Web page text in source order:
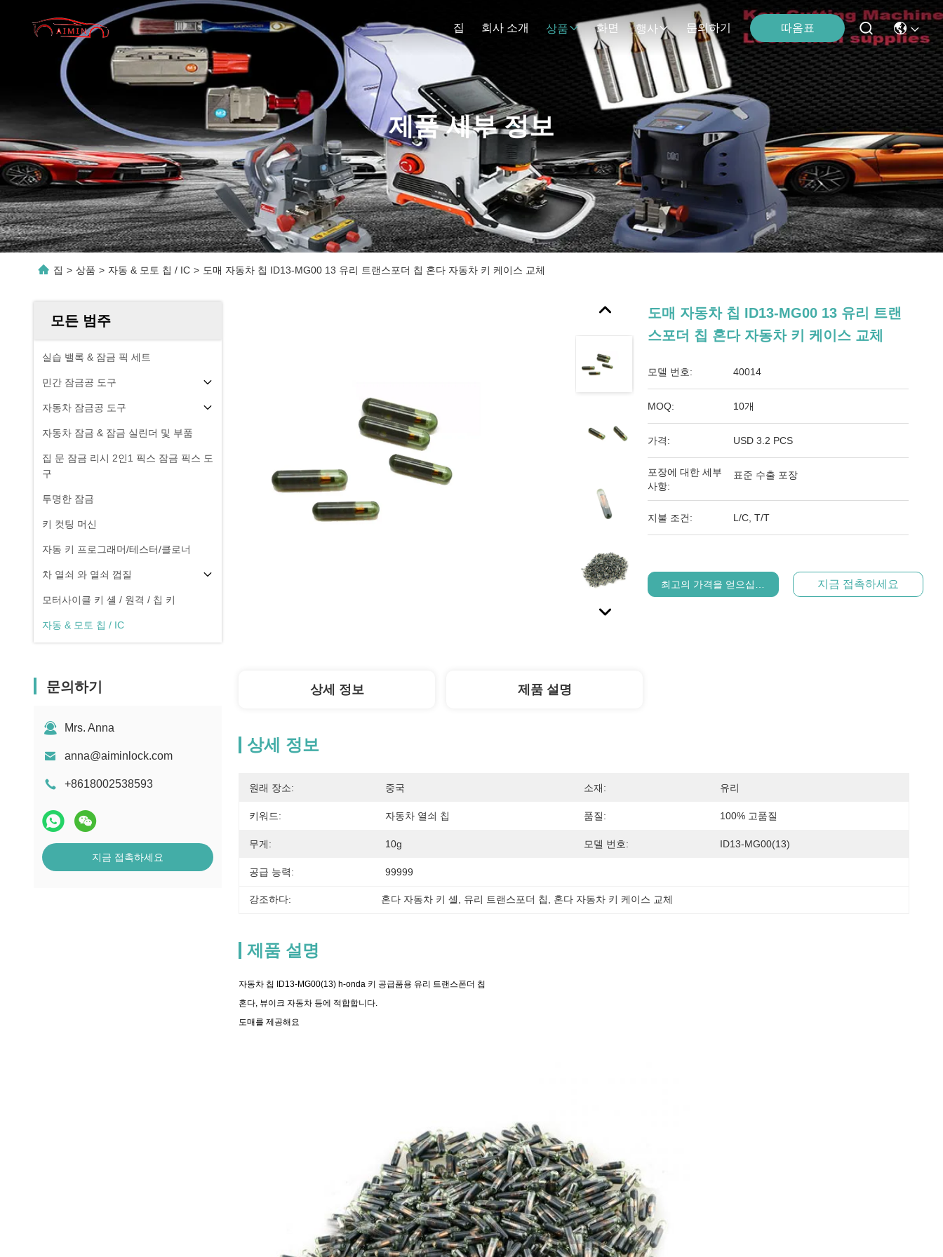
집 회사 소개 상품 화면 행사 문의하기 따옴표
제품 세부 정보
집 > 상품 > 자동 & 모토 칩 / IC > 도매 자동차 칩 ID13-MG00 13 유리 트랜스포더 칩 혼다 자동차 키 케이스 교체
모든 범주
실습 밸록 & 잠금 픽 세트
민간 잠금공 도구
자동차 잠금공 도구
자동차 잠금 & 잠금 실린더 및 부품
집 문 잠금 리시 2인1 픽스 잠금 픽스 도
구
투명한 잠금
키 컷팅 머신
자동 키 프로그래머/테스터/클로너
차 열쇠 와 열쇠 껍질
모터사이클 키 셸 / 원격 / 칩 키
자동 & 모토 칩 / IC
문의하기
Mrs. Anna
anna@aiminlock.com
+8618002538593
지금 접촉하세요
도매 자동차 칩 ID13-MG00 13 유리 트랜
스포더 칩 혼다 자동차 키 케이스 교체
모델 번호: 40014
MOQ: 10개
가격: USD 3.2 PCS
포장에 대한 세부
사항:
표준 수출 포장
지불 조건: L/C, T/T
최고의 가격을 얻으십시오 지금 접촉하세요
상세 정보 제품 설명
상세 정보
원래 장소: 중국 소재: 유리
키워드: 자동차 열쇠 칩 품질: 100% 고품질
무게: 10g 모델 번호: ID13-MG00(13)
공급 능력: 99999
강조하다: 혼다 자동차 키 셸 유리 트랜스포더 칩 혼다 자동차 키 케이스 교체
제품 설명
자동차 칩 ID13-MG00(13) h-onda 키 공급품용 유리 트랜스폰더 칩
혼다, 뷰이크 자동차 등에 적합합니다.
도매를 제공해요